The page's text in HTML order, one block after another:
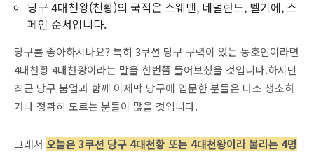
당구 4대천왕(천황)의 국적은 스웨덴, 네덜란드, 벨기에, 스
페인 순서입니다.
당구를 좋아하시나요? 특히 3쿠션 당구 구력이 있는 동호인이라면
4대천황 4대천왕이라는 말을 한번쯤 들어보셨을 것입니다.하지만
최근 당구 붐업과 함께 이제막 당구에 입문한 분들은 다소 생소하
거나 정확히 모르는 분들이 많을 것입니다.
그래서 오늘은 3쿠션 당구 4대천황 또는 4대천왕이라 불리는 4명